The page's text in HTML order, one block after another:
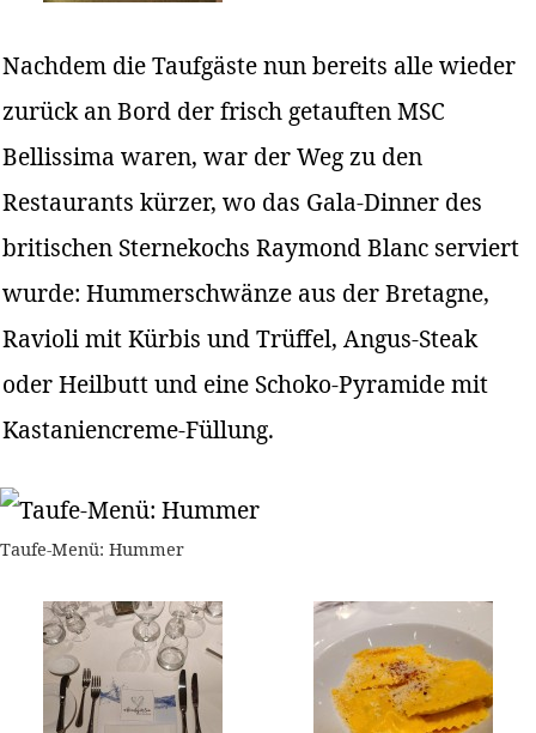
Nachdem die Taufgäste nun bereits alle wieder
zurück an Bord der frisch getauften MSC
Bellissima waren, war der Weg zu den
Restaurants kürzer, wo das Gala-Dinner des
britischen Sternekochs Raymond Blanc serviert
wurde: Hummerschwänze aus der Bretagne,
Ravioli mit Kürbis und Trüffel, Angus-Steak
oder Heilbutt und eine Schoko-Pyramide mit
Kastaniencreme-Füllung.
Taufe-Menü: Hummer